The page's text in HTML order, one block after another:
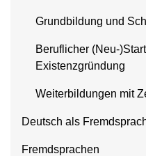
Grundbildung und
Beruflicher (Neu-
Existenzgründung
Weiterbildungen mit
Deutsch als
Fremdsprachen